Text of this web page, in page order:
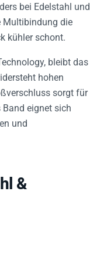
bei Edelstahl und
Multibindung die
kühler schont.
bleibt das
hohen
sorgt für
eignet sich
und
&